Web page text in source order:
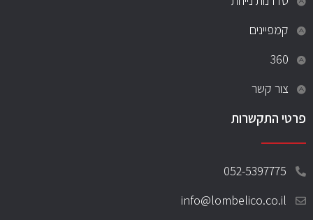
קמפיינים
360
צור קשר
פרטי התקשרות
052-5397775
info@lombelico.co.il